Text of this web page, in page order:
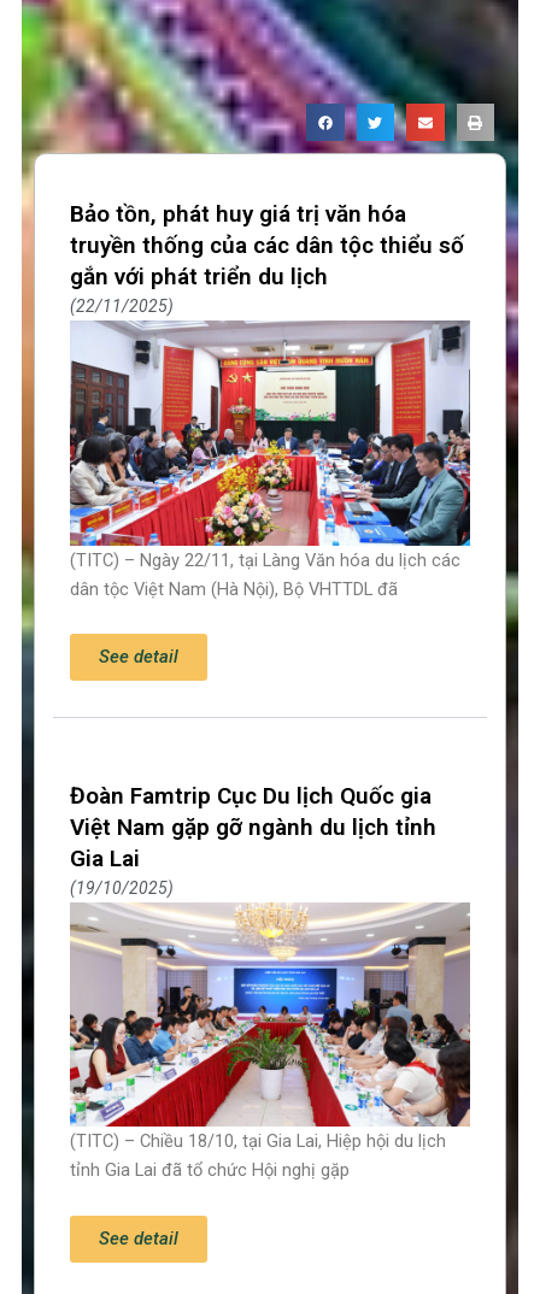
Bảo tồn, phát huy giá trị văn hóa
truyền thống của các dân tộc thiểu số
gắn với phát triển du lịch
22/11/2025
(TITC) – Ngày 22/11, tại Làng Văn hóa du lịch các
dân tộc Việt Nam (Hà Nội), Bộ VHTTDL đã
See detail
Đoàn Famtrip Cục Du lịch Quốc gia
Việt Nam gặp gỡ ngành du lịch tỉnh
Gia Lai
19/10/2025
(TITC) – Chiều 18/10, tại Gia Lai, Hiệp hội du lịch
tỉnh Gia Lai đã tổ chức Hội nghị gặp
See detail